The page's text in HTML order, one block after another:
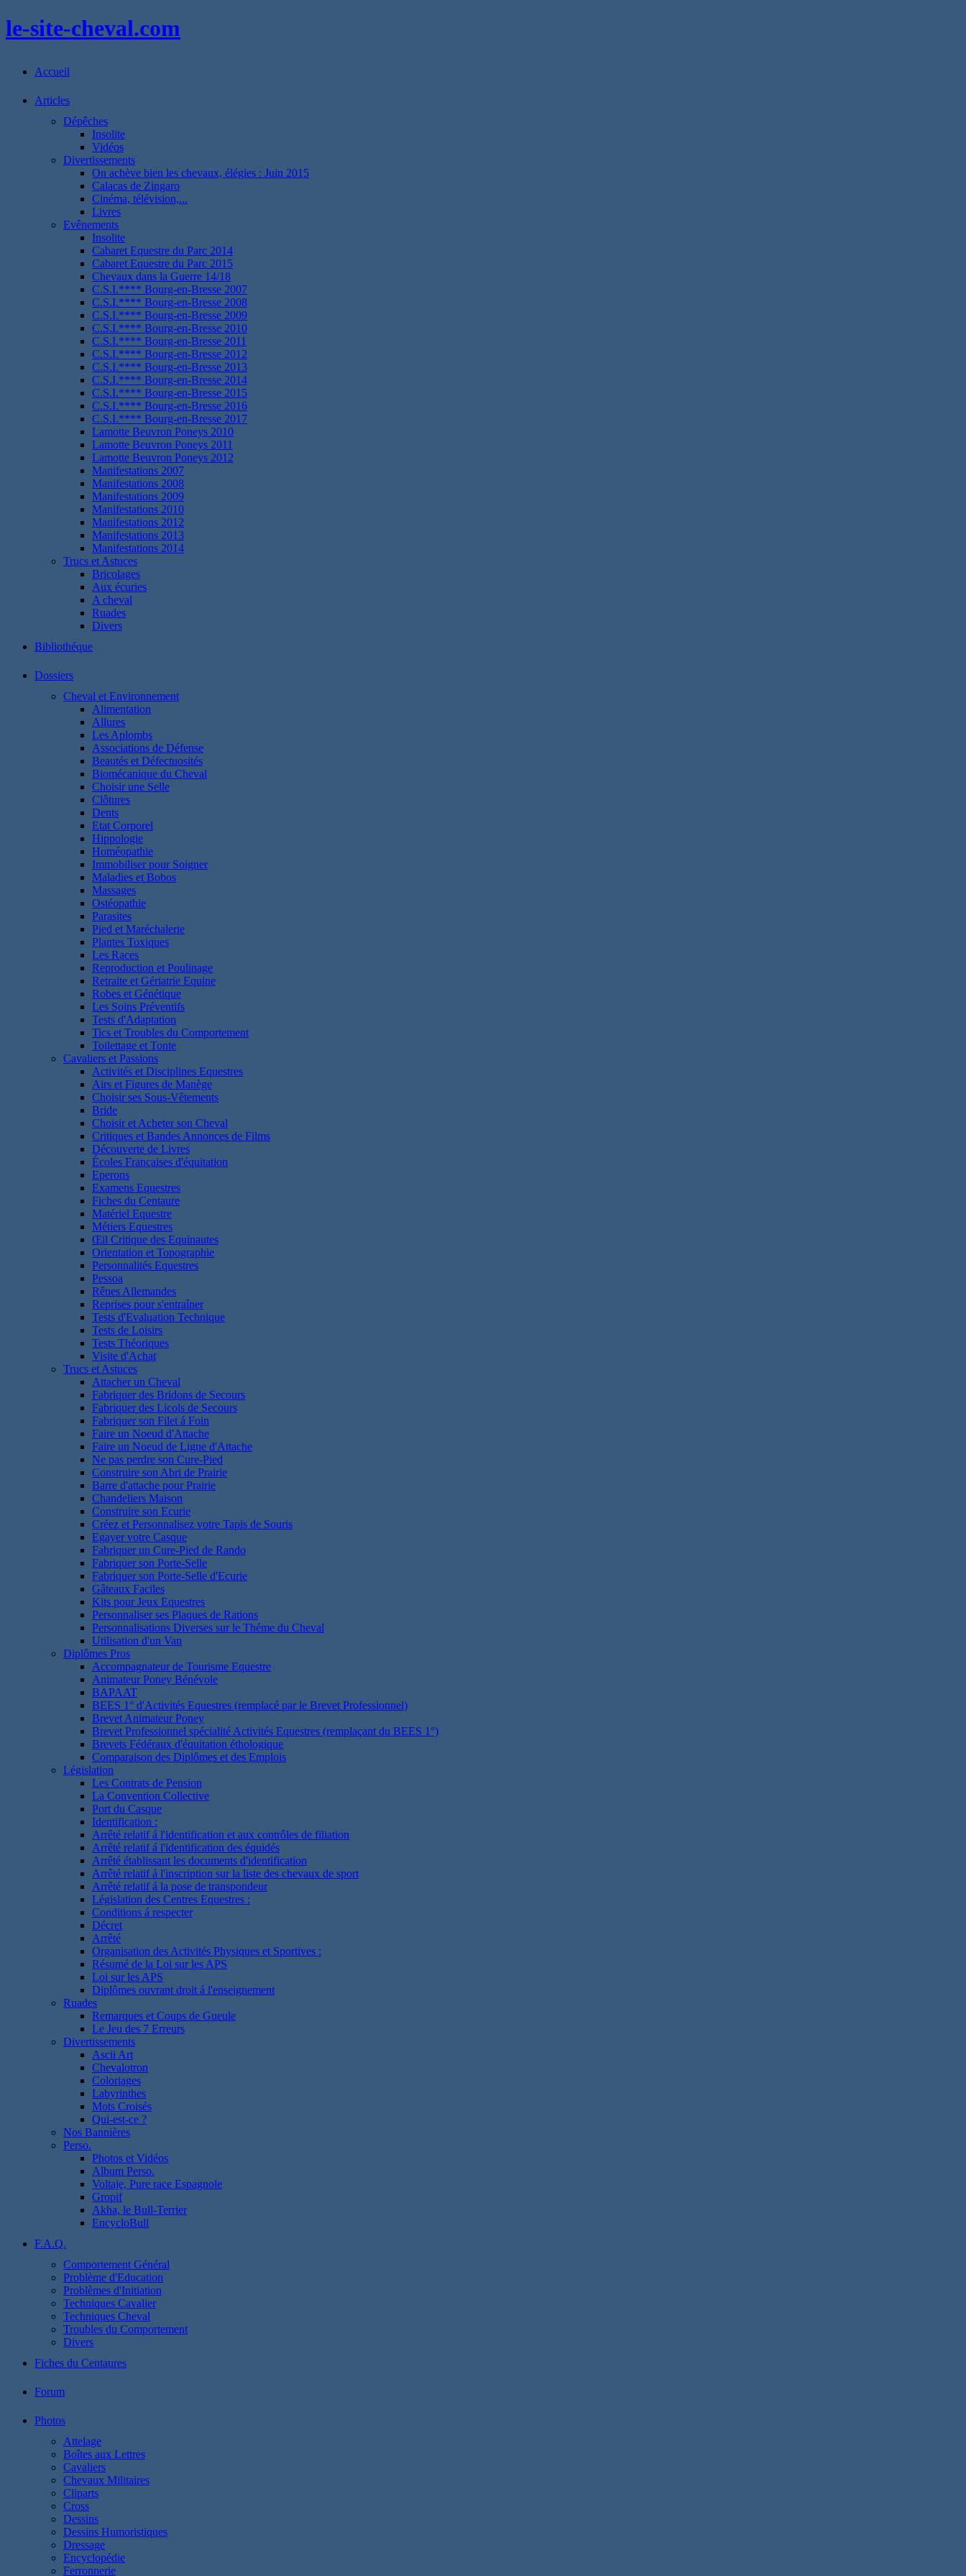
le-site-cheval.com
Accueil
Articles
Dépêches
Insolite
Vidéos
Divertissements
On achève bien les chevaux, élégies : Juin 2015
Calacas de Zingaro
Cinéma, télévision,...
Livres
Evênements
Insolite
Cabaret Equestre du Parc 2014
Cabaret Equestre du Parc 2015
Chevaux dans la Guerre 14/18
C.S.I.**** Bourg-en-Bresse 2007
C.S.I.**** Bourg-en-Bresse 2008
C.S.I.**** Bourg-en-Bresse 2009
C.S.I.**** Bourg-en-Bresse 2010
C.S.I.**** Bourg-en-Bresse 2011
C.S.I.**** Bourg-en-Bresse 2012
C.S.I.**** Bourg-en-Bresse 2013
C.S.I.**** Bourg-en-Bresse 2014
C.S.I.**** Bourg-en-Bresse 2015
C.S.I.**** Bourg-en-Bresse 2016
C.S.I.**** Bourg-en-Bresse 2017
Lamotte Beuvron Poneys 2010
Lamotte Beuvron Poneys 2011
Lamotte Beuvron Poneys 2012
Manifestations 2007
Manifestations 2008
Manifestations 2009
Manifestations 2010
Manifestations 2012
Manifestations 2013
Manifestations 2014
Trucs et Astuces
Bricolages
Aux écuries
A cheval
Ruades
Divers
Bibliothéque
Dossiers
Cheval et Environnement
Alimentation
Allures
Les Aplombs
Associations de Défense
Beautés et Défectuosités
Biomécanique du Cheval
Choisir une Selle
Clôtures
Dents
Etat Corporel
Hippologie
Homéopathie
Immobiliser pour Soigner
Maladies et Bobos
Massages
Ostéopathie
Parasites
Pied et Maréchalerie
Plantes Toxiques
Les Races
Reproduction et Poulinage
Retraite et Gériatrie Equine
Robes et Génétique
Les Soins Préventifs
Tests d'Adaptation
Tics et Troubles du Comportement
Toilettage et Tonte
Cavaliers et Passions
Activités et Disciplines Equestres
Airs et Figures de Manège
Choisir ses Sous-Vêtements
Bride
Choisir et Acheter son Cheval
Critiques et Bandes Annonces de Films
Découverte de Livres
Écoles Françaises d'équitation
Eperons
Examens Equestres
Fiches du Centaure
Matériel Equestre
Métiers Equestres
Œil Critique des Equinautes
Orientation et Topographie
Personnalités Equestres
Pessoa
Rênes Allemandes
Reprises pour s'entraîner
Tests d'Evaluation Technique
Tests de Loisirs
Tests Théoriques
Visite d'Achat
Trucs et Astuces
Attacher un Cheval
Fabriquer des Bridons de Secours
Fabriquer des Licols de Secours
Fabriquer son Filet á Foin
Faire un Noeud d'Attache
Faire un Noeud de Ligne d'Attache
Ne pas perdre son Cure-Pied
Construire son Abri de Prairie
Barre d'attache pour Prairie
Chandeliers Maison
Construire son Ecurie
Créez et Personnalisez votre Tapis de Souris
Egayer votre Casque
Fabriquer un Cure-Pied de Rando
Fabriquer son Porte-Selle
Fabriquer son Porte-Selle d'Ecurie
Gâteaux Faciles
Kits pour Jeux Equestres
Personnaliser ses Plaques de Rations
Personnalisations Diverses sur le Théme du Cheval
Utilisation d'un Van
Diplômes Pros
Accompagnateur de Tourisme Equestre
Animateur Poney Bénévole
BAPAAT
BEES 1° d'Activités Equestres (remplacé par le Brevet Professionnel)
Brevet Animateur Poney
Brevet Professionnel spécialité Activités Equestres (remplaçant du BEES 1°)
Brevets Fédéraux d'équitation éthologique
Comparaison des Diplômes et des Emplois
Législation
Les Contrats de Pension
La Convention Collective
Port du Casque
Identification :
Arrêté relatif á l'identification et aux contrôles de filiation
Arrêté relatif á l'identification des équidés
Arrêté établissant les documents d'identification
Arrêté relatif á l'inscription sur la liste des chevaux de sport
Arrêté relatif á la pose de transpondeur
Législation des Centres Equestres :
Conditions á respecter
Décret
Arrêté
Organisation des Activités Physiques et Sportives :
Résumé de la Loi sur les APS
Loi sur les APS
Diplômes ouvrant droit á l'enseignement
Ruades
Remarques et Coups de Gueule
Le Jeu des 7 Erreurs
Divertissements
Ascii Art
Chevalotron
Coloriages
Labyrinthes
Mots Croisés
Qui-est-ce ?
Nos Bannières
Perso.
Photos et Vidéos
Album Perso.
Voltaje, Pure race Espagnole
Gropif
Akha, le Bull-Terrier
EncycloBull
F.A.Q.
Comportement Général
Problème d'Education
Problèmes d'Initiation
Techniques Cavalier
Techniques Cheval
Troubles du Comportement
Divers
Fiches du Centaures
Forum
Photos
Attelage
Boîtes aux Lettres
Cavaliers
Chevaux Militaires
Cliparts
Cross
Dessins
Dessins Humoristiques
Dressage
Encyclopédie
Ferronnerie